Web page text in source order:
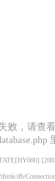
败，请查
db/